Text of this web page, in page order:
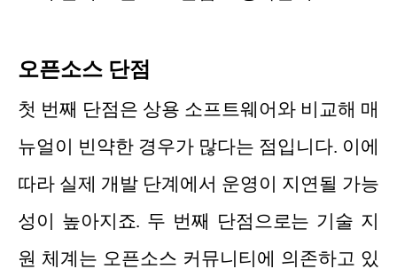
오픈소스 단점
첫 번째 단점은 상용 소프트웨어와 비교해 매
뉴얼이 빈약한 경우가 많다는 점입니다. 이에
따라 실제 개발 단계에서 운영이 지연될 가능
성이 높아지죠. 두 번째 단점으로는 기술 지
원 체계는 오픈소스 커뮤니티에 의존하고 있